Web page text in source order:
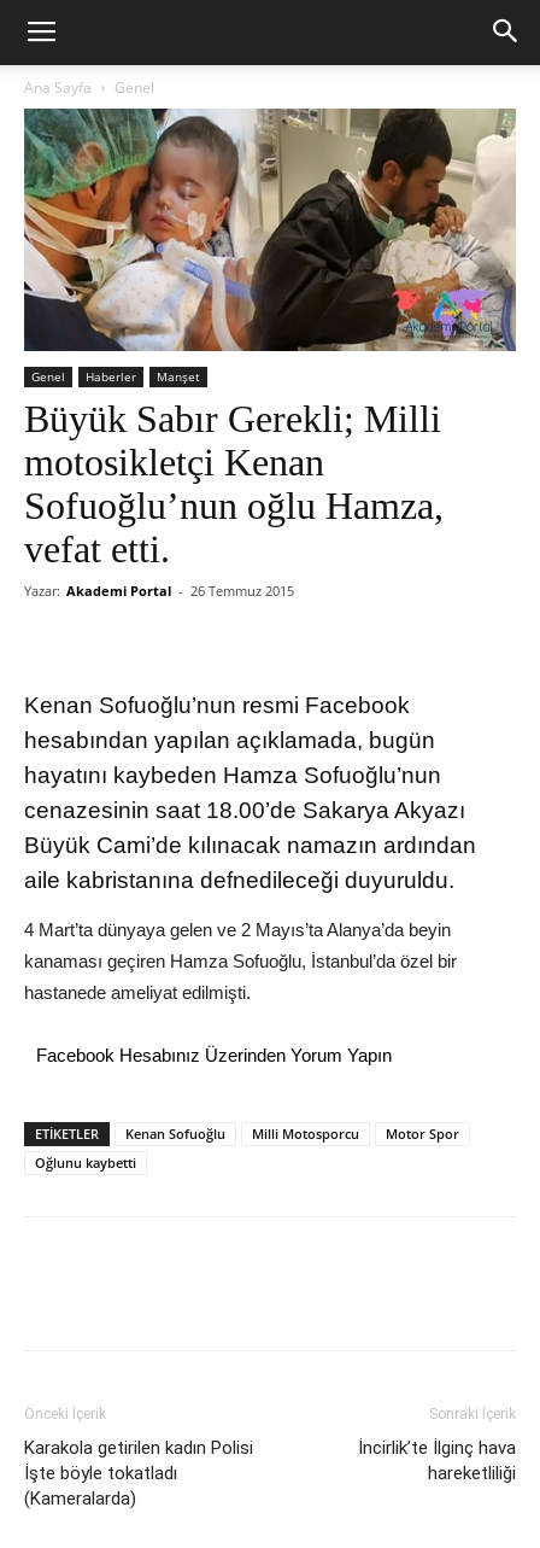
Ana Sayfa Genel
Genel Haberler Manşet
Büyük Sabır Gerekli; Milli
motosikletçi Kenan
Sofuoğlu’nun oğlu Hamza,
vefat etti.
Yazar: Akademi Portal - 26 Temmuz 2015
Kenan Sofuoğlu’nun resmi Facebook
hesabından yapılan açıklamada, bugün
hayatını kaybeden Hamza Sofuoğlu’nun
cenazesinin saat 18.00’de Sakarya Akyazı
Büyük Cami’de kılınacak namazın ardından
aile kabristanına defnedileceği duyuruldu.
4 Mart’ta dünyaya gelen ve 2 Mayıs’ta Alanya’da beyin
kanaması geçiren Hamza Sofuoğlu, İstanbul’da özel bir
hastanede ameliyat edilmişti.
Facebook Hesabınız Üzerinden Yorum Yapın
ETİKETLER Kenan Sofuoğlu Milli Motosporcu
Motor Spor
Oğlunu kaybetti
Önceki İçerik
Karakola getirilen kadın Polisi
İşte böyle tokatladı
(Kameralarda)
Sonraki İçerik
İncirlik’te İlginç hava
hareketliliği